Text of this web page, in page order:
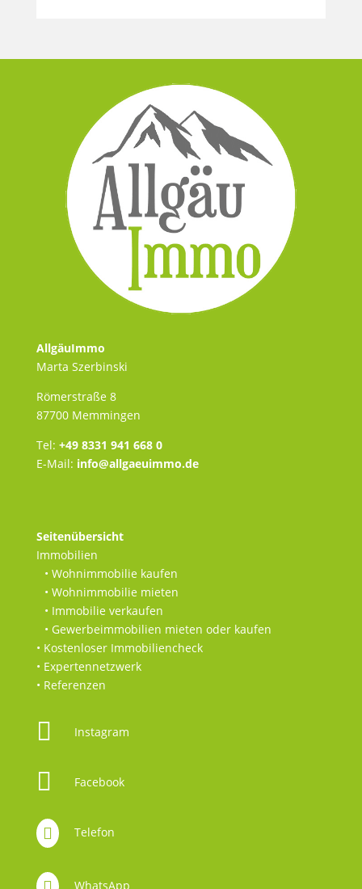
AllgäuImmo
Marta Szerbinski
Römerstraße 8
87700 Memmingen
Tel: +49 8331 941 668 0
E-Mail: info@allgaeuimmo.de
Seitenübersicht
Immobilien
• Wohnimmobilie kaufen
• Wohnimmobilie mieten
• Immobilie verkaufen
• Gewerbeimmobilien mieten oder kaufen
• Kostenloser Immobiliencheck
• Expertennetzwerk
• Referenzen
 Instagram
 Facebook
 Telefon
WhatsApp